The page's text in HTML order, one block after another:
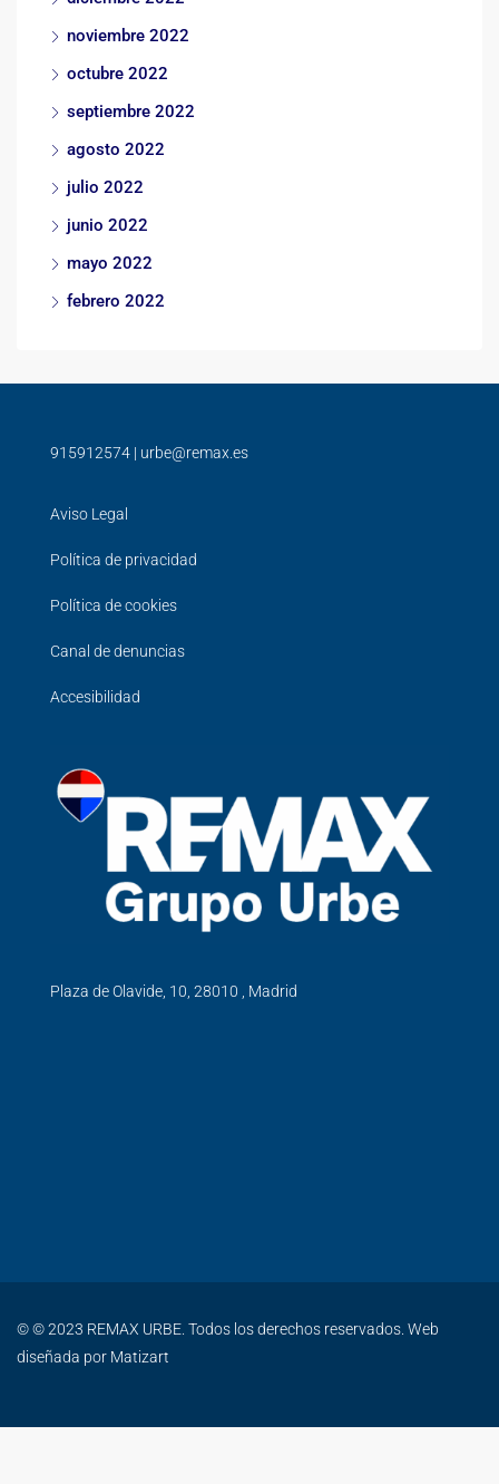
noviembre 2022
octubre 2022
septiembre 2022
agosto 2022
julio 2022
junio 2022
mayo 2022
febrero 2022
915912574 | urbe@remax.es
Aviso Legal
Política de privacidad
Política de cookies
Canal de denuncias
Accesibilidad
Plaza de Olavide, 10, 28010 , Madrid
© © 2023 REMAX URBE. Todos los derechos reservados. Web
diseñada por Matizart